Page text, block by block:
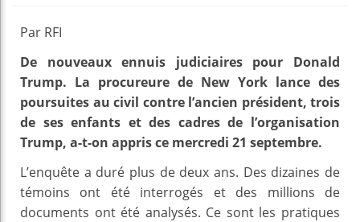
Par RFI
De nouveaux ennuis judiciaires pour Donald
Trump. La procureure de New York lance des
poursuites au civil contre l’ancien président, trois
de ses enfants et des cadres de l’organisation
Trump, a-t-on appris ce mercredi 21 septembre.
L’enquête a duré plus de deux ans. Des dizaines de
témoins ont été interrogés et des millions de
documents ont été analysés. Ce sont les pratiques